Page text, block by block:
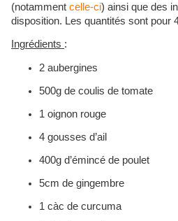
(notamment celle-ci) ainsi que des
disposition. Les quantités sont pour
Ingrédients :
2 aubergines
500g de coulis de tomate
1 oignon rouge
4 gousses d’ail
400g d’émincé de poulet
5cm de gingembre
1 càc de curcuma